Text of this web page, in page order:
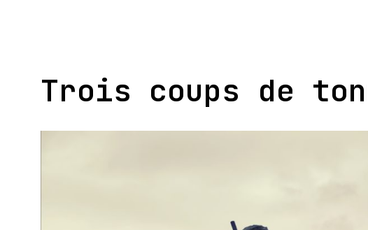
Trois coups de